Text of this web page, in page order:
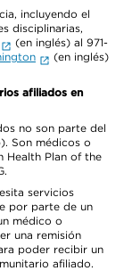
incluyendo el
disciplinarias,
(en inglés) al 971-
(en inglés)
afiliados en
no son parte del
Son médicos o
Health Plan of the
servicios
por parte de un
médico o
una remisión
poder recibir un
afiliado.